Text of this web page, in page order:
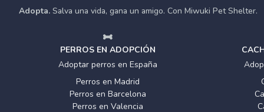
Adopta. Salva una vida, gana un amigo. Con Miwuki Pet Shelter.
PERROS EN ADOPCIÓN
Adoptar perros en España
Perros en Madrid
Perros en Barcelona
Perros en Valencia